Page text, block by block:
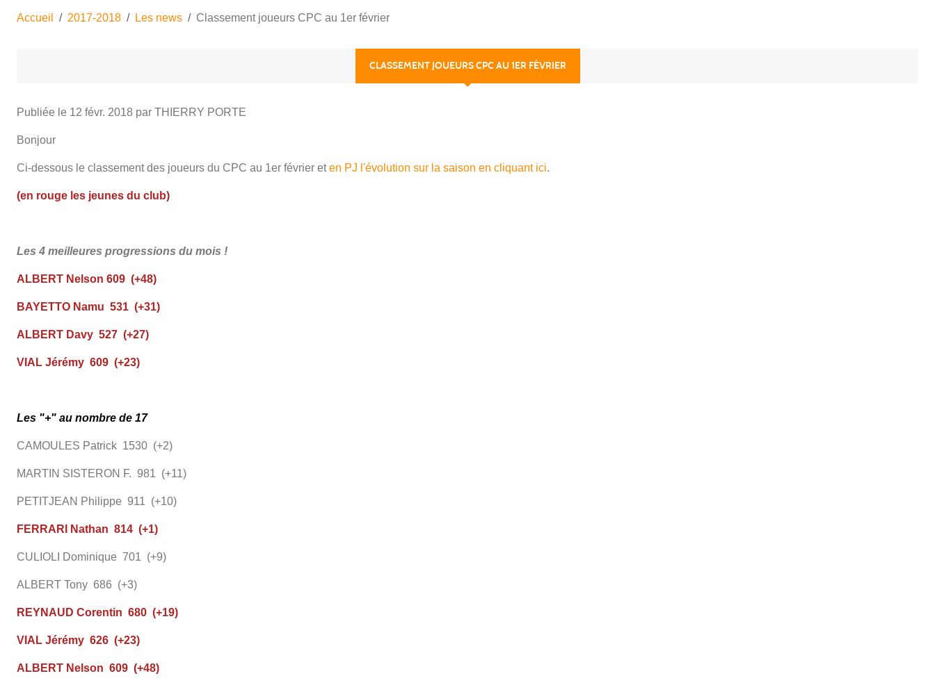
Accueil 2017-2018 Les news Classement joueurs CPC au 1er février
CLASSEMENT JOUEURS CPC AU 1ER FÉVRIER
Publiée le 12 févr. 2018 par THIERRY PORTE
Bonjour
Ci-dessous le classement des joueurs du CPC au 1er février eten PJ l'évolution sur la saison en cliquant ici.
(en rouge les jeunes du club)
Les 4 meilleures progressions du mois !
ALBERT Nelson 609 (+48)
BAYETTO Namu 531 (+31)
ALBERT Davy 527 (+27)
VIAL Jérémy 609 (+23)
Les "+" au nombre de 17
CAMOULES Patrick 1530 (+2)
MARTIN SISTERON F. 981 (+11)
PETITJEAN Philippe 911 (+10)
FERRARI Nathan 814 (+1)
CULIOLI Dominique 701 (+9)
ALBERT Tony 686 (+3)
REYNAUD Corentin 680 (+19)
VIAL Jérémy 626 (+23)
ALBERT Nelson 609 (+48)